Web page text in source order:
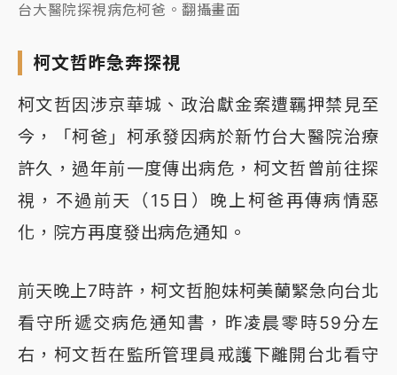
台大醫院探視病危柯爸。翻攝畫面
柯文哲昨急奔探視
柯文哲因涉京華城、政治獻金案遭羈押禁見至
今，「柯爸」柯承發因病於新竹台大醫院治療
許久，過年前一度傳出病危，柯文哲曾前往探
視，不過前天（15日）晚上柯爸再傳病情惡
化，院方再度發出病危通知。
前天晚上7時許，柯文哲胞妹柯美蘭緊急向台北
看守所遞交病危通知書，昨凌晨零時59分左
右，柯文哲在監所管理員戒護下離開台北看守